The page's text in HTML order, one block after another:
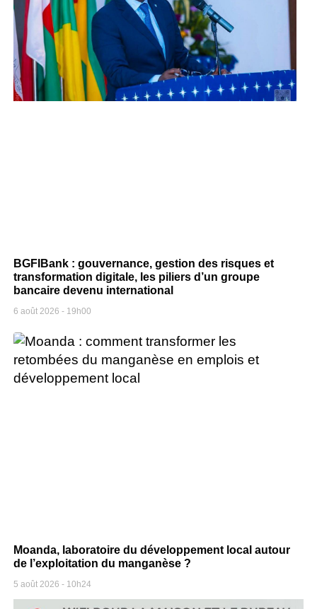
BGFIBank : gouvernance, gestion des risques et
transformation digitale, les piliers d’un groupe
bancaire devenu international
6 août 2026 19h00
Moanda, laboratoire du développement local autour
de l’exploitation du manganèse ?
5 août 2026 10h24